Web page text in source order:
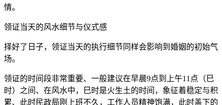
情。
领证当天的风水细节与仪式感
择好了日子，领证当天的执行细节同样会影响到婚姻的初始气
场。
领证的时间段非常重要、一般建议在早晨9点到上午11点（巳
时）之间、在风水中，巳时是火生土的时间，象征着稳定与积
累、此时民政局刚上班不久，工作人员精神饱满，此时盖下的